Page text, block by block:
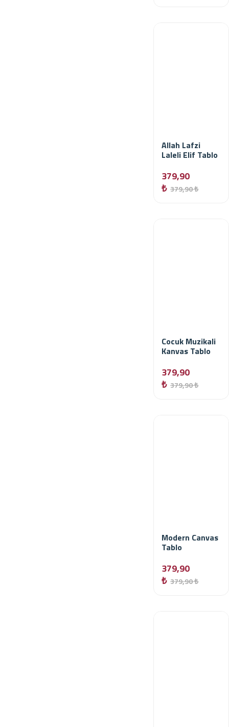
Allah Lafzi
Laleli Elif Tablo
379,90
₺ 379,90 ₺
Cocuk Muzikali
Kanvas Tablo
379,90
₺ 379,90 ₺
Modern Canvas
Tablo
379,90
₺ 379,90 ₺